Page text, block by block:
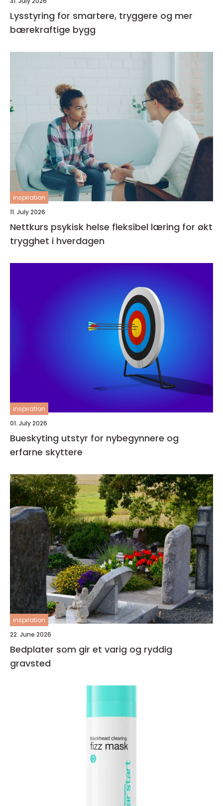
Lysstyring for smartere, tryggere og mer
bærekraftige bygg
inspiration
11. July 2026
Nettkurs psykisk helse fleksibel læring for økt
trygghet i hverdagen
inspiration
01. July 2026
Bueskyting utstyr for nybegynnere og
erfarne skyttere
inspiration
22. June 2026
Bedplater som gir et varig og ryddig
gravsted